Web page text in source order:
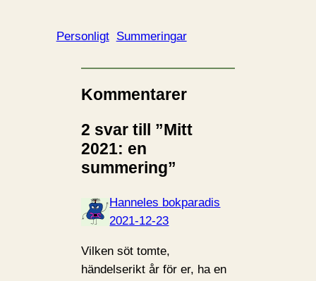
Personligt Summeringar
Kommentarer
2 svar till ”Mitt
2021: en
summering”
Hanneles bokparadis
2021-12-23
Vilken söt tomte,
händelserikt år för er, ha en